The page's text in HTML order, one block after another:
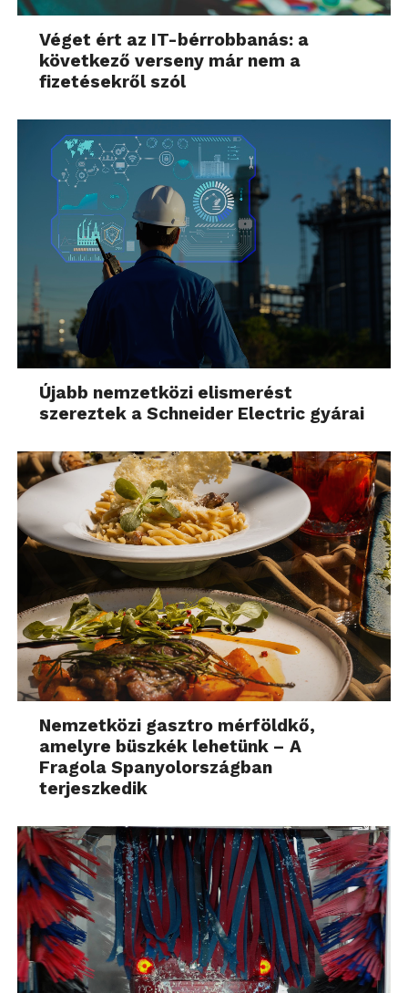
Véget ért az IT-bérrobbanás: a
következő verseny már nem a
fizetésekről szól
Újabb nemzetközi elismerést
szereztek a Schneider Electric gyárai
Nemzetközi gasztro mérföldkő,
amelyre büszkék lehetünk – A
Fragola Spanyolországban
terjeszkedik